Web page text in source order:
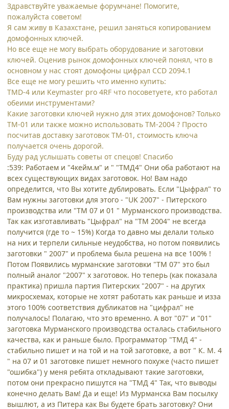
Здравствуйте уважаемые форумчане! Помогите,
пожалуйста советом!
Я сам живу в Казахстане, решил заняться копированием
домофонных ключей.
Но все еще не могу выбрать оборудование и заготовки
ключей. Оценив рынок домофонных ключей понял, что в
основном у нас стоят домофоны цифрал CCD 2094.1
Все еще не могу решить что именно купить:
TMD-4 или Keymaster pro 4RF что посоветуете, кто работал
обеими инструментами?
Какие заготовки ключей нужно для этих домофонов? Только
ТМ-01 или также можно использовать ТМ-2004 ? Просто
посчитав доставку заготовок ТМ-01, стоимость ключа
получается очень дорогой.
Буду рад услышать советы от спецов! Спасибо
:539: Работаем и "4кейм.м" и " "ТМД4" Они оба работают на
всех существующих видах заготовок. Но! Вам надо
определится, что Вы хотите дублировать. Если "Цыфрал" то
Вам нужны заготовки для этого - "UK 2007" - Питерского
производства или "ТМ 07 и 01 " Мурманского производства.
Так как изготавливать "Цыфрал" на "ТМ 2004" не всегда
получится (где то ~ 15%) Когда то давно мы делали только
на них и терпели сильные неудобства, но потом появились
заготовки " 2007" и проблема была решена на все 100% !
Потом Появились мурманские заготовки "ТМ 07" это был
полный аналог "2007" х заготовок. Но теперь (как показала
практика) пришла партия Питерских "2007" - на других
микросхемах, которые не хотят работать как раньше и изза
этого 100% соответствия дубликатов на "цифрал" не
получалось! Полагаю, что это временно. А вот "07" и "01"
заготовка Мурманского производства осталась стабильного
качества, как и раньше было. Программатор "ТМД 4" -
стабильно пишет и на той и на той заготовке, а вот " К. М. 4
" на 07 и 01 заготовке пишет немного похуже (часто пишет
"ошибка") у меня ребята откладывают такие заготовки,
потом они прекрасно пишутся на "ТМД 4" Так, что выводы
конечно делать Вам! Да и еще! Из Мурманска Вам посылку
вышлют, а из Питера как Вы будете брать заготовку? Они